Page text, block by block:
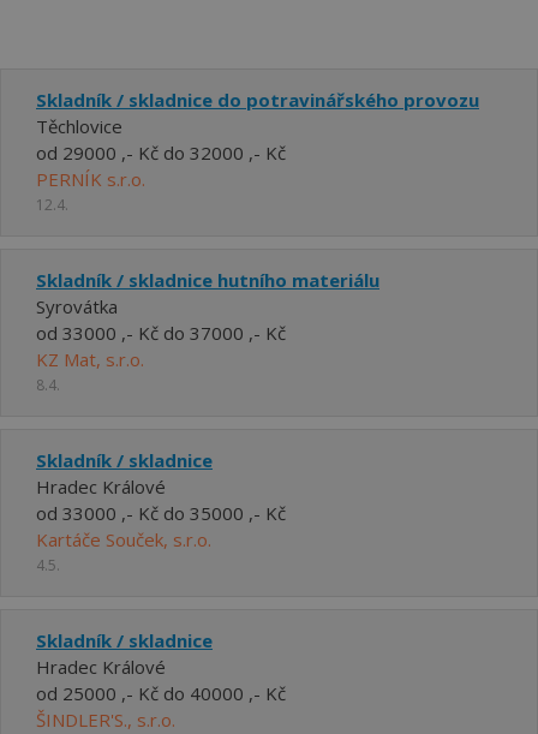
Skladník / skladnice do potravinářského provozu
Těchlovice
od 29000 ,- Kč do 32000 ,- Kč
PERNÍK s.r.o.
12.4.
Skladník / skladnice hutního materiálu
Syrovátka
od 33000 ,- Kč do 37000 ,- Kč
KZ Mat, s.r.o.
8.4.
Skladník / skladnice
Hradec Králové
od 33000 ,- Kč do 35000 ,- Kč
Kartáče Souček, s.r.o.
4.5.
Skladník / skladnice
Hradec Králové
od 25000 ,- Kč do 40000 ,- Kč
ŠINDLER'S., s.r.o.